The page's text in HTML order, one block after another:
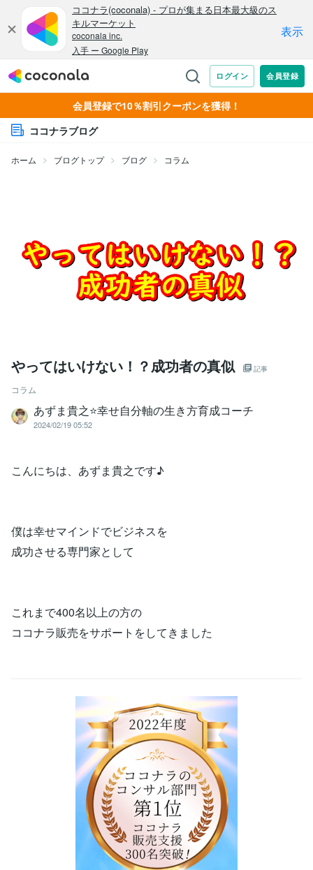
会員登録で10％割引クーポンを獲得！
ココナラブログ
ホーム ブログトップ ブログ コラム
やってはいけない！？成功者の真似 記事
コラム
あずま貴之⭐幸せ自分軸の生き方育成コーチ
2024/02/19 05:52
こんにちは、あずま貴之です♪
僕は幸せマインドでビジネスを
成功させる専門家として
これまで400名以上の方の
ココナラ販売をサポートをしてきました